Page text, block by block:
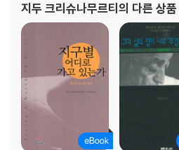
스승을 갖지 말 것을 요
지두 크리슈나무르티 의 다른 상품